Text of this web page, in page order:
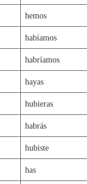
a-as-a-
a-as-a-
hemos
habíamos
habríamos
hayas
hubieras
habrás
hubiste
has